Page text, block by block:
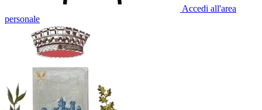
Accedi all'area
personale